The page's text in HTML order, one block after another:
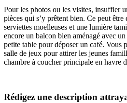
Pour les photos ou les visites, insuffler
pièces qui s’y prêtent bien. Ce peut être
serviettes moelleuses et une lumière
encore un balcon bien aménagé avec
petite table pour déposer un café. Vous
salle de jeux pour attirer les jeunes
chambre à coucher principale en havre
Rédigez une description